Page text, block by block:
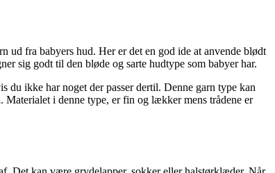
ud fra babyers hud. Her er det en god ide at anvende blødt
sig godt til den bløde og sarte hudtype som babyer har.
ikke har noget der passer dertil. Denne garn type kan
i denne type, er fin og lækker mens trådene er